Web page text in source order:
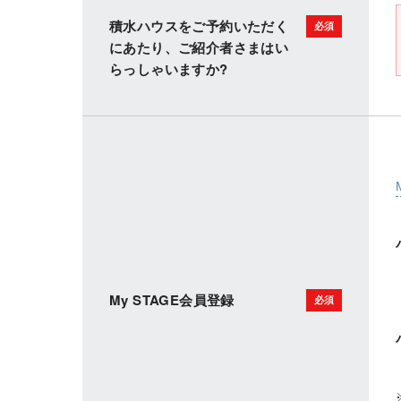
積水ハウスをご予約いただく
にあたり、ご紹介者さまはい
らっしゃいますか?
My STAGE会員登録